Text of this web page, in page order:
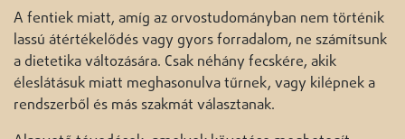
A fentiek miatt, amíg az orvostudományban nem történik
lassú átértékelődés vagy gyors forradalom, ne számítsunk
a dietetika változására. Csak néhány fecskére, akik
éleslátásuk miatt meghasonulva tűrnek, vagy kilépnek a
rendszerből és más szakmát választanak.